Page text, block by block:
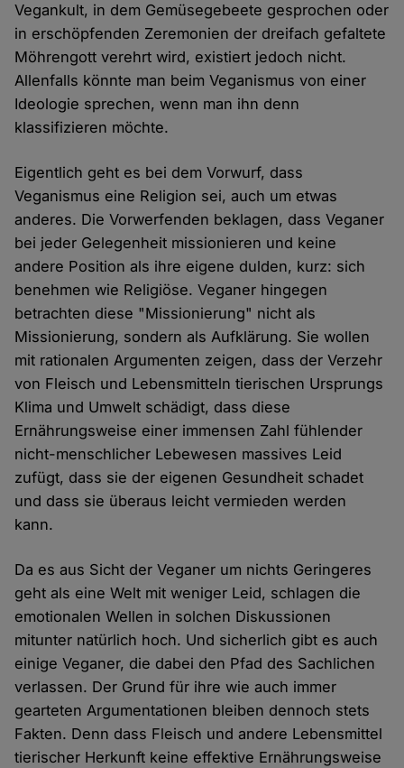
Vegankult, in dem Gemüsegebeete gesprochen oder
in erschöpfenden Zeremonien der dreifach gefaltete
Möhrengott verehrt wird, existiert jedoch nicht.
Allenfalls könnte man beim Veganismus von einer
Ideologie sprechen, wenn man ihn denn
klassifizieren möchte.
Eigentlich geht es bei dem Vorwurf, dass
Veganismus eine Religion sei, auch um etwas
anderes. Die Vorwerfenden beklagen, dass Veganer
bei jeder Gelegenheit missionieren und keine
andere Position als ihre eigene dulden, kurz: sich
benehmen wie Religiöse. Veganer hingegen
betrachten diese "Missionierung" nicht als
Missionierung, sondern als Aufklärung. Sie wollen
mit rationalen Argumenten zeigen, dass der Verzehr
von Fleisch und Lebensmitteln tierischen Ursprungs
Klima und Umwelt schädigt, dass diese
Ernährungsweise einer immensen Zahl fühlender
nicht-menschlicher Lebewesen massives Leid
zufügt, dass sie der eigenen Gesundheit schadet
und dass sie überaus leicht vermieden werden
kann.
Da es aus Sicht der Veganer um nichts Geringeres
geht als eine Welt mit weniger Leid, schlagen die
emotionalen Wellen in solchen Diskussionen
mitunter natürlich hoch. Und sicherlich gibt es auch
einige Veganer, die dabei den Pfad des Sachlichen
verlassen. Der Grund für ihre wie auch immer
gearteten Argumentationen bleiben dennoch stets
Fakten. Denn dass Fleisch und andere Lebensmittel
tierischer Herkunft keine effektive Ernährungsweise